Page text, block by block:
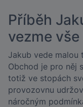
Příběh
vezme
Jakub vede
Obchod je pro něj
totiž ve stopách
provozovnu
náročným